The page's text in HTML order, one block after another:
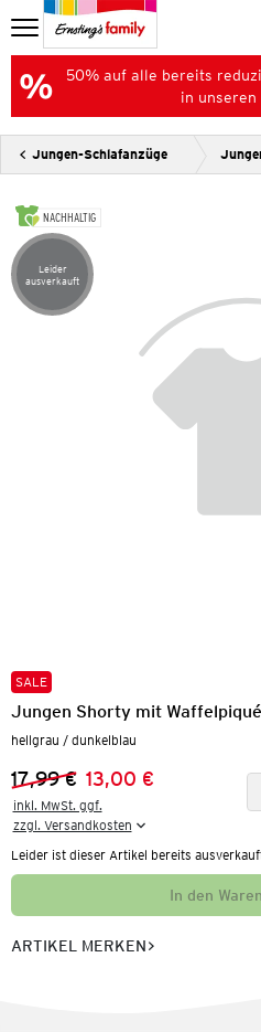
50% auf alle bereits
in unseren
Jungen-Schlafanzüge
NACHHALTIG
Artikel leider ausverkauft
Leider
ausverkauft
SALE
Jungen Shorty mit Waffelpiqué
hellgrau / dunkelblau
Vorheriger Preis:
17,99 €
Neuer Preis:
13,00 €
inkl. MwSt. ggf.
zzgl. Versandkosten
Leider ist dieser Artikel bereits
In den
ARTIKEL MERKEN